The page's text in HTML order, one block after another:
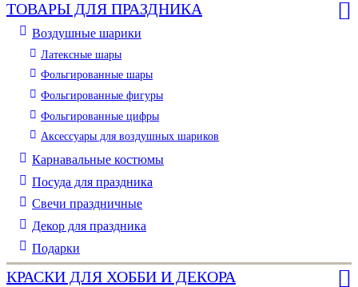
ТОВАРЫ ДЛЯ ПРАЗДНИКА
Воздушные шарики
Латексные шары
Фольгированные шары
Фольгированные фигуры
Фольгированные цифры
Аксессуары для воздушных шариков
Карнавальные костюмы
Посуда для праздника
Свечи праздничные
Декор для праздника
Подарки
КРАСКИ ДЛЯ ХОББИ И ДЕКОРА